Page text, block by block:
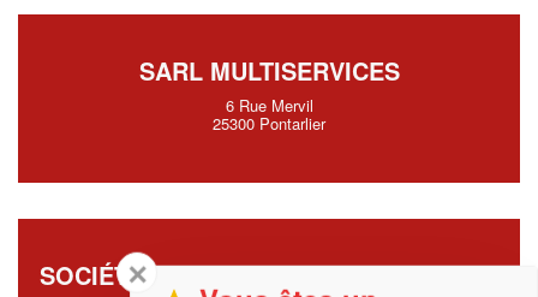
SARL MULTISERVICES
6 Rue Mervil
25300 Pontarlier
SOCIÉTÉ HAUT-DOUBS CUISINES (SAS)
✕